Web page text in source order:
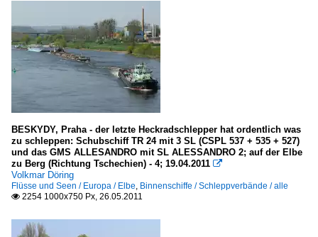
BESKYDY, Praha - der letzte Heckradschlepper hat ordentlich was
zu schleppen: Schubschiff TR 24 mit 3 SL (CSPL 537 + 535 + 527)
und das GMS ALLESANDRO mit SL ALESSANDRO 2; auf der Elbe
zu Berg (Richtung Tschechien) - 4; 19.04.2011 
Volkmar Döring
Flüsse und Seen / Europa / Elbe, Binnenschiffe / Schleppverbände / alle
 2254 1000x750 Px, 26.05.2011